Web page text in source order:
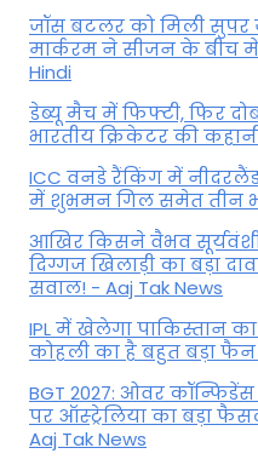
जॉस बटलर को मिली
मार्करम ने सीजन के बीच में
Hindi
डेब्यू मैच में फिफ्टी, फिर
भारतीय क्रिकेटर की
ICC वनडे रैंकिंग में
में शुभमन गिल समेत तीन
आखिर किसने वैभव
दिग्गज खिलाड़ी का बड़ा
सवाल! - Aaj Tak News
IPL में खेलेगा पाकिस्तान
कोहली का है बहुत बड़ा फैन
BGT 2027: ओवर
पर ऑस्ट्रेलिया का बड़ा
Aaj Tak News